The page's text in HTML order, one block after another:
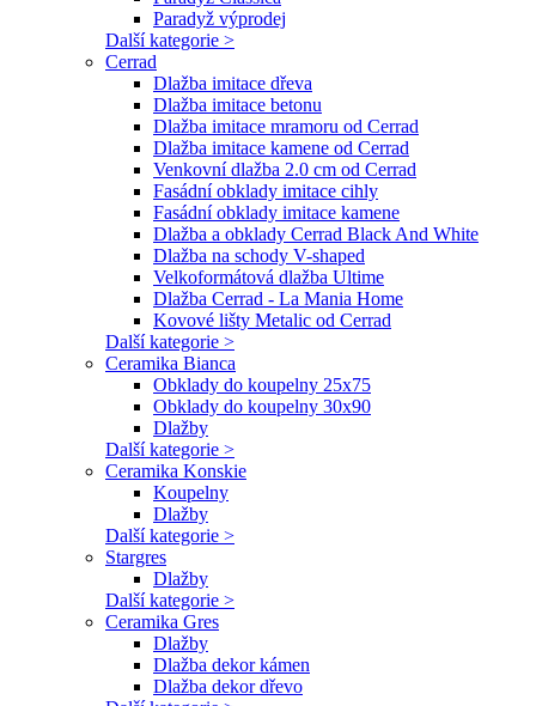
Paradyž výprodej
Další kategorie >
Cerrad
Dlažba imitace dřeva
Dlažba imitace betonu
Dlažba imitace mramoru od Cerrad
Dlažba imitace kamene od Cerrad
Venkovní dlažba 2.0 cm od Cerrad
Fasádní obklady imitace cihly
Fasádní obklady imitace kamene
Dlažba a obklady Cerrad Black And White
Dlažba na schody V-shaped
Velkoformátová dlažba Ultime
Dlažba Cerrad - La Mania Home
Kovové lišty Metalic od Cerrad
Další kategorie >
Ceramika Bianca
Obklady do koupelny 25x75
Obklady do koupelny 30x90
Dlažby
Další kategorie >
Ceramika Konskie
Koupelny
Dlažby
Další kategorie >
Stargres
Dlažby
Další kategorie >
Ceramika Gres
Dlažby
Dlažba dekor kámen
Dlažba dekor dřevo